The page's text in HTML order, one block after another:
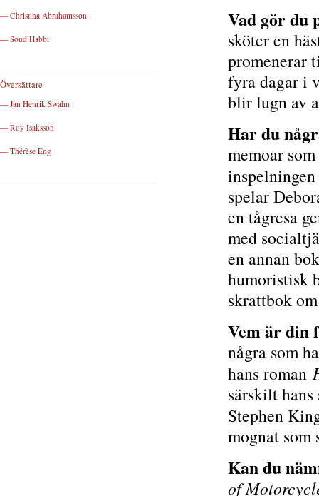
Vad gör du
sköter en
promenerar
fyra dagar i
blir lugn av
Har du
memoar
spelar
en tågresa
med
en annan
humoristisk
skrattbok
Vem är
några som
hans roman
särskilt
Stephen
mognat som
Kan du
of
— Christina Abrahamsson
— Soud Habbi
Översättare
— Jan Henrik Swahn
— Roy Isaksson
— Thérèse Eng